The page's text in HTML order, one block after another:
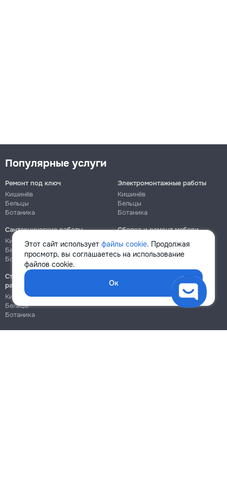
Этот сайт использует файлы cookie. Продолжая
просмотр, вы соглашаетесь на использование
файлов cookie.
Ок
Популярные услуги
Ремонт под ключ
Кишинёв
Бельцы
Ботаника
Электромонтажные работы
Кишинёв
Бельцы
Ботаника
Сантехнические работы
Кишинёв
Бельцы
Ботаника
Сборка и ремонт мебели
Кишинёв
Ботаника
Строительно-монтажные
работы
Кишинёв
Бельцы
Ботаника